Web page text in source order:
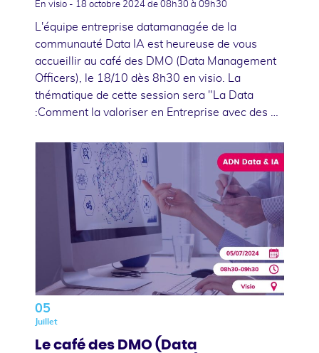
En visio - 18 octobre 2024 de 08h30 à 09h30
L'équipe entreprise datamanagée de la
communauté Data IA est heureuse de vous
accueillir au café des DMO (Data Management
Officers), le 18/10 dès 8h30 en visio. La
thématique de cette session sera "La Data
:Comment la valoriser en Entreprise avec des …
05
Juillet
Le café des DMO (Data